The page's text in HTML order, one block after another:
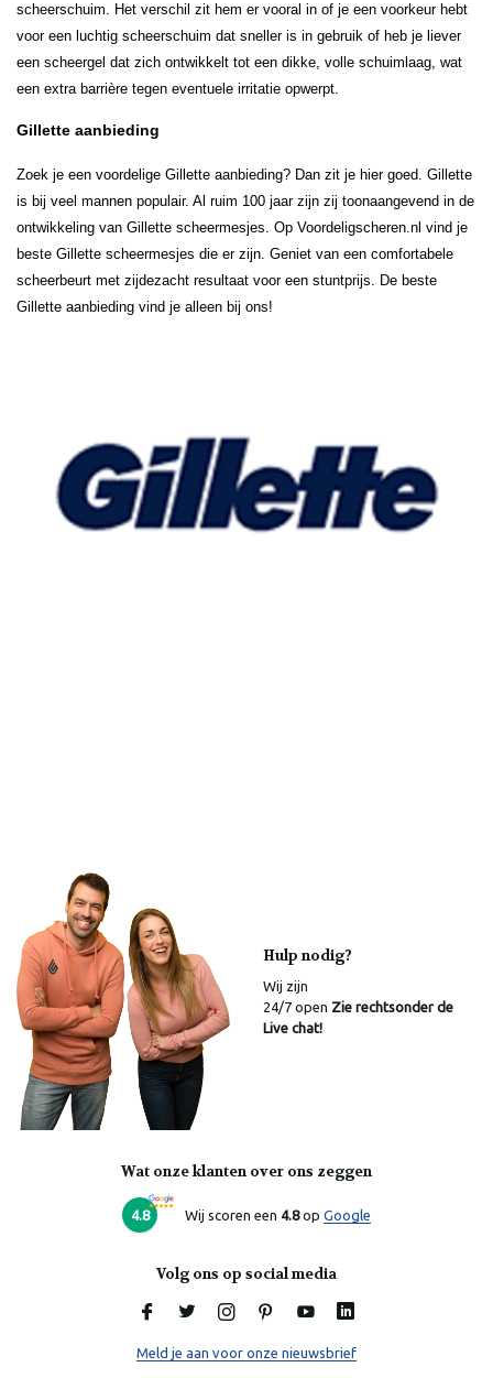
scheerschuim. Het verschil zit hem er vooral in of je een voorkeur hebt
voor een luchtig scheerschuim dat sneller is in gebruik of heb je liever
een scheergel dat zich ontwikkelt tot een dikke, volle schuimlaag, wat
een extra barrière tegen eventuele irritatie opwerpt.
Gillette aanbieding
Zoek je een voordelige Gillette aanbieding? Dan zit je hier goed. Gillette
is bij veel mannen populair. Al ruim 100 jaar zijn zij toonaangevend in de
ontwikkeling van Gillette scheermesjes. Op Voordeligscheren.nl vind je
beste Gillette scheermesjes die er zijn. Geniet van een comfortabele
scheerbeurt met zijdezacht resultaat voor een stuntprijs. De beste
Gillette aanbieding vind je alleen bij ons!
Hulp nodig?
Wij zijn
24/7 open Zie rechtsonder de
Live chat!
Wat onze klanten over ons zeggen
4.8 Wij scoren een 4.8op Google
Volg ons op social media
Meld je aan voor onze nieuwsbrief